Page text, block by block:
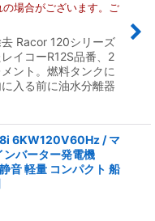
場合がございます。ご
Racor 120シリーズ
イコーR12S品番、2
ント。燃料タンクに
入る前に油水分離器
6KW120V60Hz / マ
ンバーター発電機
音 軽量 コンパクト 船